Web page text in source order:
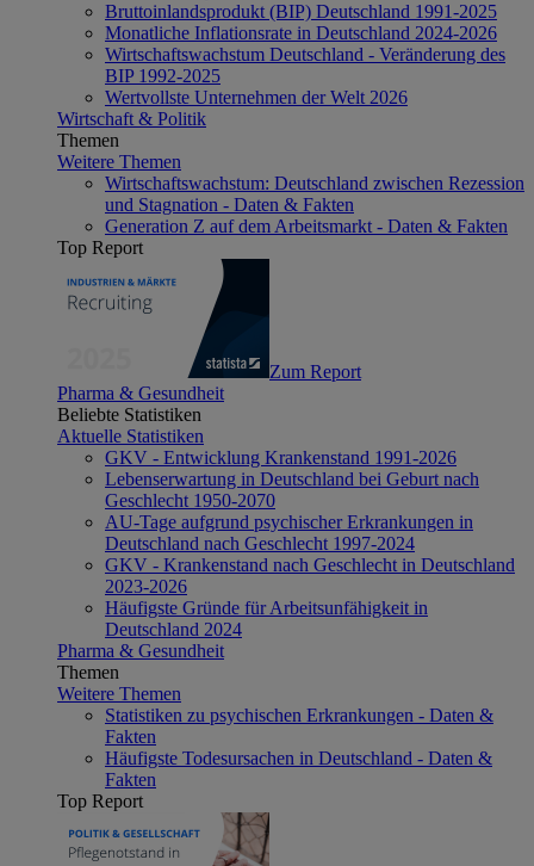
Bruttoinlandsprodukt (BIP) Deutschland 1991-2025
Monatliche Inflationsrate in Deutschland 2024-2026
Wirtschaftswachstum Deutschland - Veränderung des
BIP 1992-2025
Wertvollste Unternehmen der Welt 2026
Wirtschaft & Politik
Themen
Weitere Themen
Wirtschaftswachstum: Deutschland zwischen Rezession
und Stagnation - Daten & Fakten
Generation Z auf dem Arbeitsmarkt - Daten & Fakten
Top Report
Zum Report
Pharma & Gesundheit
Beliebte Statistiken
Aktuelle Statistiken
GKV - Entwicklung Krankenstand 1991-2026
Lebenserwartung in Deutschland bei Geburt nach
Geschlecht 1950-2070
AU-Tage aufgrund psychischer Erkrankungen in
Deutschland nach Geschlecht 1997-2024
GKV - Krankenstand nach Geschlecht in Deutschland
2023-2026
Häufigste Gründe für Arbeitsunfähigkeit in
Deutschland 2024
Pharma & Gesundheit
Themen
Weitere Themen
Statistiken zu psychischen Erkrankungen - Daten &
Fakten
Häufigste Todesursachen in Deutschland - Daten &
Fakten
Top Report